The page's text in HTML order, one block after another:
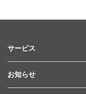
サービス
お知らせ